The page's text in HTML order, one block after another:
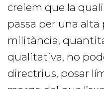
creiem que la
passa per una
militància,
qualitativa, no
directrius, posar